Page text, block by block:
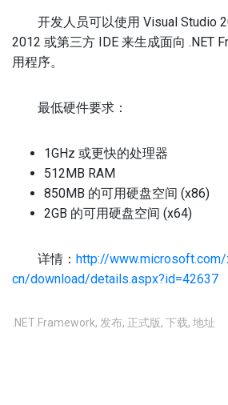
开发人员可以使用 Visual Studio
2012 或第三方 IDE 来生成面向 .NET
用程序。
最低硬件要求：
1GHz 或更快的处理器
512MB RAM
850MB 的可用硬盘空间 (x86)
2GB 的可用硬盘空间 (x64)
详情： http://
cn/download/details.aspx?id=42637
.NET Framework, 发布, 正式版, 下载, 地址